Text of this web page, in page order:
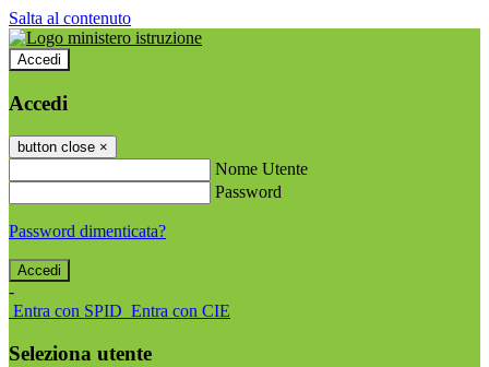
Salta al contenuto
Accedi
Accedi
button close ×
Nome Utente
Password
Password dimenticata?
-
Entra con SPID Entra con CIE
Seleziona utente